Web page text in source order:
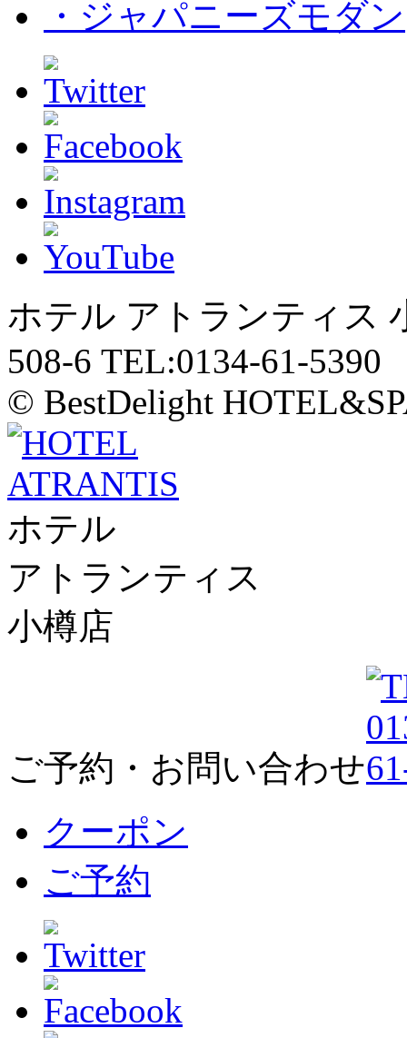
・ジャパニーズモダン
ホテル アトランティ
508-6 TEL:0134-61-5390
© BestDelight
ホテル
アトランティス
小樽店
ご予約・お問い合わせ
クーポン
ご予約